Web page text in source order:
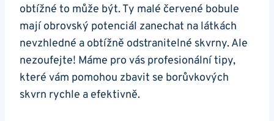
obtížné to může být. Ty malé červené bobule
mají obrovský potenciál zanechat na látkách
nevzhledné a obtížně odstranitelné skvrny. Ale
nezoufejte! Máme pro vás profesionální tipy,
které vám pomohou zbavit se borůvkových
skvrn rychle a efektivně.